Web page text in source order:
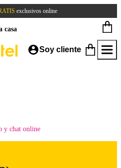
exclusivos online
casa
Soy cliente
y chat online